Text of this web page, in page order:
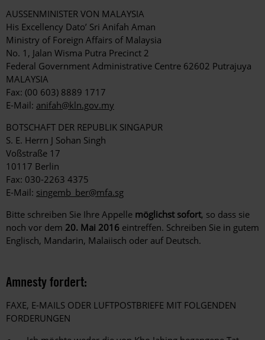
AUSSENMINISTER VON MALAYSIA
His Excellency Dato’ Sri Anifah Aman
Ministry of Foreign Affairs of Malaysia
No. 1, Jalan Wisma Putra Precinct 2
Federal Government Administrative Centre 62602 Putrajuya
MALAYSIA
Fax: (00 603) 8889 1717
E-Mail: anifah@kln.gov.my
BOTSCHAFT DER REPUBLIK SINGAPUR
S. E. Herrn J Sohan Singh
Voßstraße 17
10117 Berlin
Fax: 030-2263 4375
E-Mail: singemb_ber@mfa.sg
Bitte schreiben Sie Ihre Appelle möglichst sofort, so dass sie
noch vor dem 20. Mai 2016 eintreffen. Schreiben Sie in gutem
Englisch, Mandarin, Malaiisch oder auf Deutsch.
Amnesty fordert:
FAXE, E-MAILS ODER LUFTPOSTBRIEFE MIT FOLGENDEN
FORDERUNGEN